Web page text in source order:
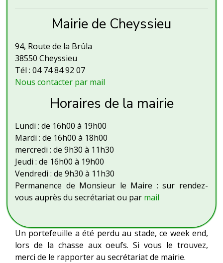
Mairie de Cheyssieu
94, Route de la Brûla
38550 Cheyssieu
Tél : 04 74 84 92 07
Nous contacter par mail
Horaires de la mairie
Lundi : de 16h00 à 19h00
Mardi : de 16h00 à 18h00
mercredi : de 9h30 à 11h30
Jeudi : de 16h00 à 19h00
Vendredi : de 9h30 à 11h30
Permanence de Monsieur le Maire : sur rendez-
vous auprès du secrétariat ou par mail
Un portefeuille a été perdu au stade, ce week end,
lors de la chasse aux oeufs. Si vous le trouvez,
merci de le rapporter au secrétariat de mairie.